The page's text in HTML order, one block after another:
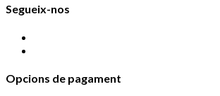
Segueix-nos
Opcions de pagament